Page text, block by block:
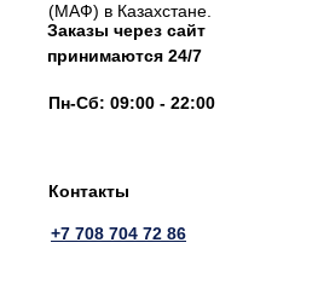
(МАФ) в Казахстане.
Контакты
+7 708 704 72 86
Заказы через сайт
принимаются 24/7
Пн-Сб: 09:00 - 22:00